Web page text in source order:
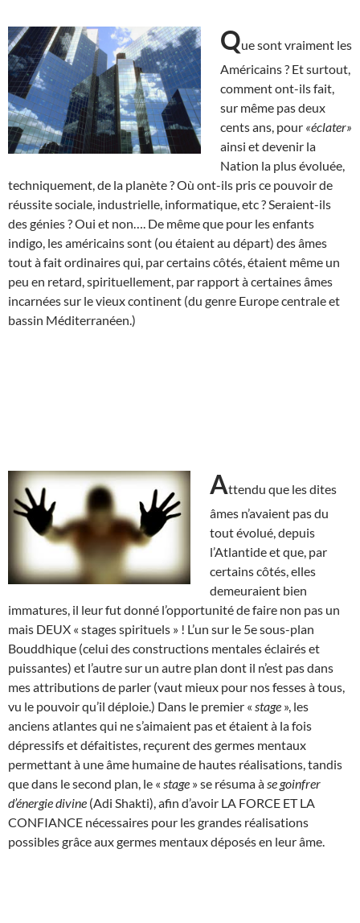
Que sont vraiment les
Américains ? Et surtout,
comment ont-ils fait,
sur même pas deux
cents ans, pour «éclater»
ainsi et devenir la
Nation la plus évoluée,
techniquement, de la planète ? Où ont-ils pris ce pouvoir de
réussite sociale, industrielle, informatique, etc ? Seraient-ils
des génies ? Oui et non…. De même que pour les enfants
indigo, les américains sont (ou étaient au départ) des âmes
tout à fait ordinaires qui, par certains côtés, étaient même un
peu en retard, spirituellement, par rapport à certaines âmes
incarnées sur le vieux continent (du genre Europe centrale et
bassin Méditerranéen.)
Attendu que les dites
âmes n’avaient pas du
tout évolué, depuis
l’Atlantide et que, par
certains côtés, elles
demeuraient bien
immatures, il leur fut donné l’opportunité de faire non pas un
mais DEUX « stages spirituels » ! L’un sur le 5e sous-plan
Bouddhique (celui des constructions mentales éclairés et
puissantes) et l’autre sur un autre plan dont il n’est pas dans
mes attributions de parler (vaut mieux pour nos fesses à tous,
vu le pouvoir qu’il déploie.) Dans le premier « stage », les
anciens atlantes qui ne s’aimaient pas et étaient à la fois
dépressifs et défaitistes, reçurent des germes mentaux
permettant à une âme humaine de hautes réalisations, tandis
que dans le second plan, le « stage » se résuma à se goinfrer
d’énergie divine (Adi Shakti), afin d’avoir LA FORCE ET LA
CONFIANCE nécessaires pour les grandes réalisations
possibles grâce aux germes mentaux déposés en leur âme.